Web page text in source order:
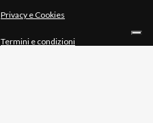
Privacy e Cookies
Termini e condizioni